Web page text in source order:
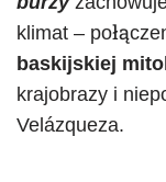
klimat –
baskijskiej
krajobrazy i
Velázqueza.